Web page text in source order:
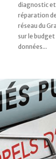
données...